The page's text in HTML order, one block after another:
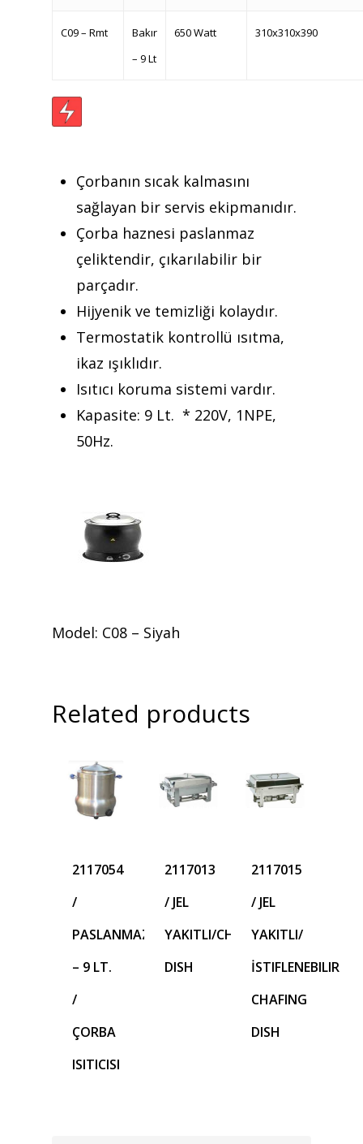
C09 – Rmt
Bakır
– 9 Lt
650 Watt 310x310x390
Çorbanın sıcak kalmasını
sağlayan bir servis ekipmanıdır.
Çorba haznesi paslanmaz
çeliktendir, çıkarılabilir bir
parçadır.
Hijyenik ve temizliği kolaydır.
Termostatik kontrollü ısıtma,
ikaz ışıklıdır.
Isıtıcı koruma sistemi vardır.
Kapasite: 9 Lt. * 220V, 1NPE,
50Hz.
Model: C08 – Siyah
Related products
2117054
/
PASLANMAZ
– 9 LT.
/
ÇORBA
ISITICISI
2117013
/ JEL
YAKITLI/CHAFING
DISH
2117015
/ JEL
YAKITLI/
İSTIFLENEBILIR
CHAFING
DISH
Teklif almak için tıklayın
Referanslar
Mattaş Medikal